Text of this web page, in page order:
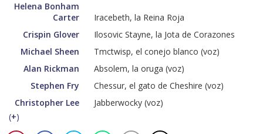
Helena Bonham
Carter
Iracebeth, la Reina Roja
Crispin Glover
Ilosovic Stayne, la Jota de Corazones
Michael Sheen
Tmctwisp, el conejo blanco (voz)
Alan Rickman
Absolem, la oruga (voz)
Stephen Fry
Chessur, el gato de Cheshire (voz)
Christopher Lee
Jabberwocky (voz)
(+)